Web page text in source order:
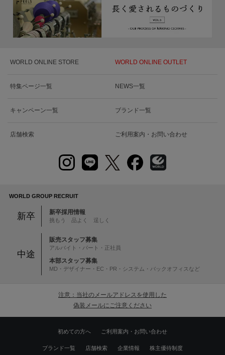
WORLD ONLINE STORE WORLD ONLINE OUTLET
特集ページ一覧 NEWS一覧
キャンペーン一覧 ブランド一覧
店舗検索 ご利用案内・お問い合わせ
WORLD GROUP RECRUIT
新卒 新卒採用情報
挑もう 品よく 逞しく
中途
販売スタッフ募集
アルバイト・パート・正社員
本部スタッフ募集
MD・デザイナー・EC・PR・システム・バックオフィスなど
注意：当社のメールアドレスを使用した
偽装メールにご注意ください
初めての方へ ご利用案内・お問い合わせ
ブランド一覧 店舗検索 企業情報 株主優待制度